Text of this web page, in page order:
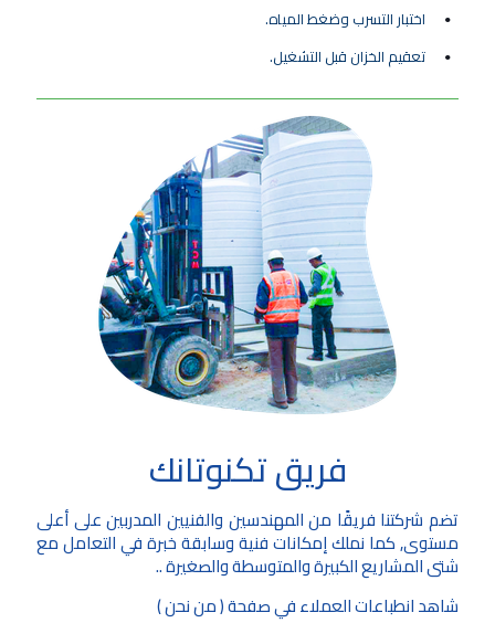
اختبار التسرب وضغط المياه.
تعقيم الخزان قبل التشغيل.
فريق تكنوتانك
تضم شركتنا فريقًا من المهندسين والفنيين المدربين على أعلى
مستوى, كما نملك إمكانات فنية وسابقة خبرة في التعامل مع
شتى المشاريع الكبيرة والمتوسطة والصغيرة ..
شاهد انطباعات العملاء في صفحة (من نحن)